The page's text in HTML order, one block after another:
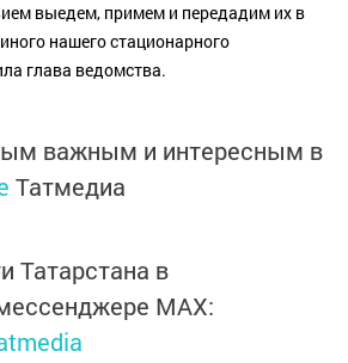
выедем, примем и передадим их в
нашего стационарного
глава ведомства.
важным и интересным в
Татмедиа
Татарстана в
MАХ: